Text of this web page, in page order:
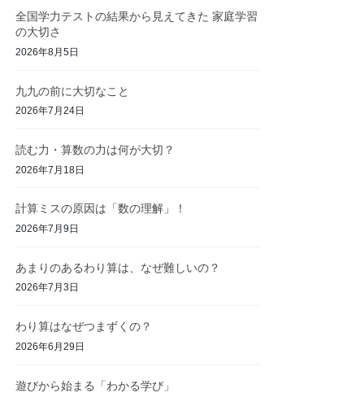
全国学力テストの結果から見えてきた 家庭学習
の大切さ
2026年8月5日
九九の前に大切なこと
2026年7月24日
読む力・算数の力は何が大切？
2026年7月18日
計算ミスの原因は「数の理解」！
2026年7月9日
あまりのあるわり算は、なぜ難しいの？
2026年7月3日
わり算はなぜつまずくの？
2026年6月29日
遊びから始まる「わかる学び」